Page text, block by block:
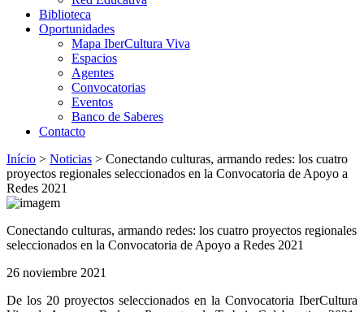
Biblioteca
Oportunidades
Mapa IberCultura Viva
Espacios
Agentes
Convocatorias
Eventos
Banco de Saberes
Contacto
Início > Noticias > Conectando culturas, armando redes: los cuatro
proyectos regionales seleccionados en la Convocatoria de Apoyo a
Redes 2021
Conectando culturas, armando redes: los cuatro proyectos regionales
seleccionados en la Convocatoria de Apoyo a Redes 2021
26 noviembre 2021
De los 20 proyectos seleccionados en la Convocatoria IberCultura